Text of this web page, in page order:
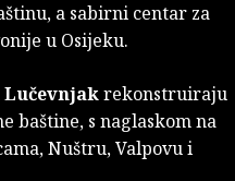
a sabirni centar za
u Osijeku.
rekonstruiraju
baštine, s naglaskom na
Nuštru, Valpovu i